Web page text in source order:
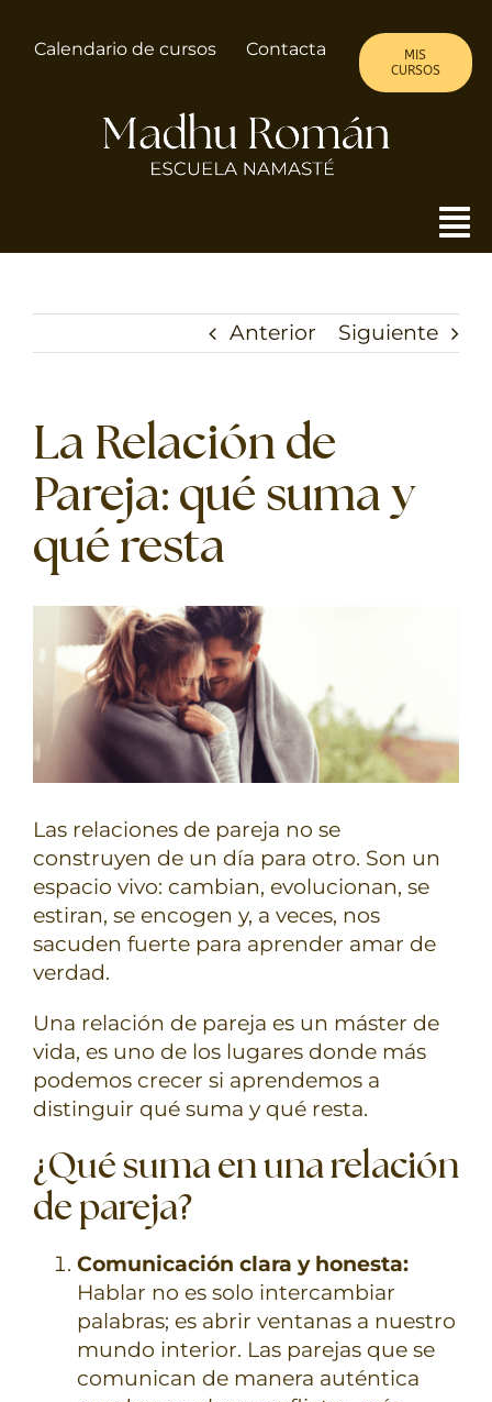
Calendario de cursos Contacta
MIS
CURSOS
ALMA DE MUJER
CURSOS
TERAPIAS
RETIROS
GRATIS
Anterior Siguiente
La Relación de
Pareja: qué suma y
qué resta
Las relaciones de pareja no se
construyen de un día para otro. Son un
espacio vivo: cambian, evolucionan, se
estiran, se encogen y, a veces, nos
sacuden fuerte para aprender amar de
verdad.
Una relación de pareja es un máster de
vida, es uno de los lugares donde más
podemos crecer si aprendemos a
distinguir qué suma y qué resta.
¿Qué suma en una relación
de pareja?
Comunicación clara y honesta:
Hablar no es solo intercambiar
palabras; es abrir ventanas a nuestro
mundo interior. Las parejas que se
comunican de manera auténtica